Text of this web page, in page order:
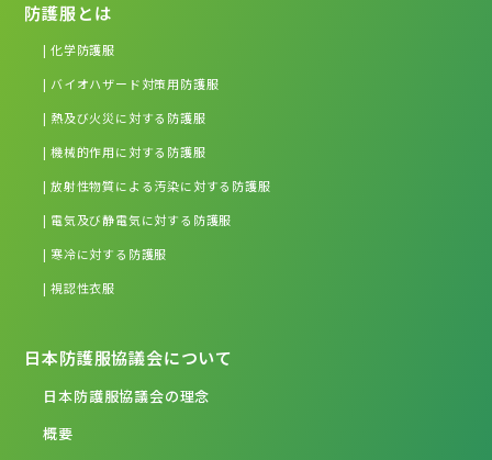
防護服とは
| 化学防護服
| バイオハザード対策用防護服
| 熱及び火災に対する防護服
| 機械的作用に対する防護服
| 放射性物質による汚染に対する防護服
| 電気及び静電気に対する防護服
| 寒冷に対する防護服
| 視認性衣服
日本防護服協議会について
日本防護服協議会の理念
概要